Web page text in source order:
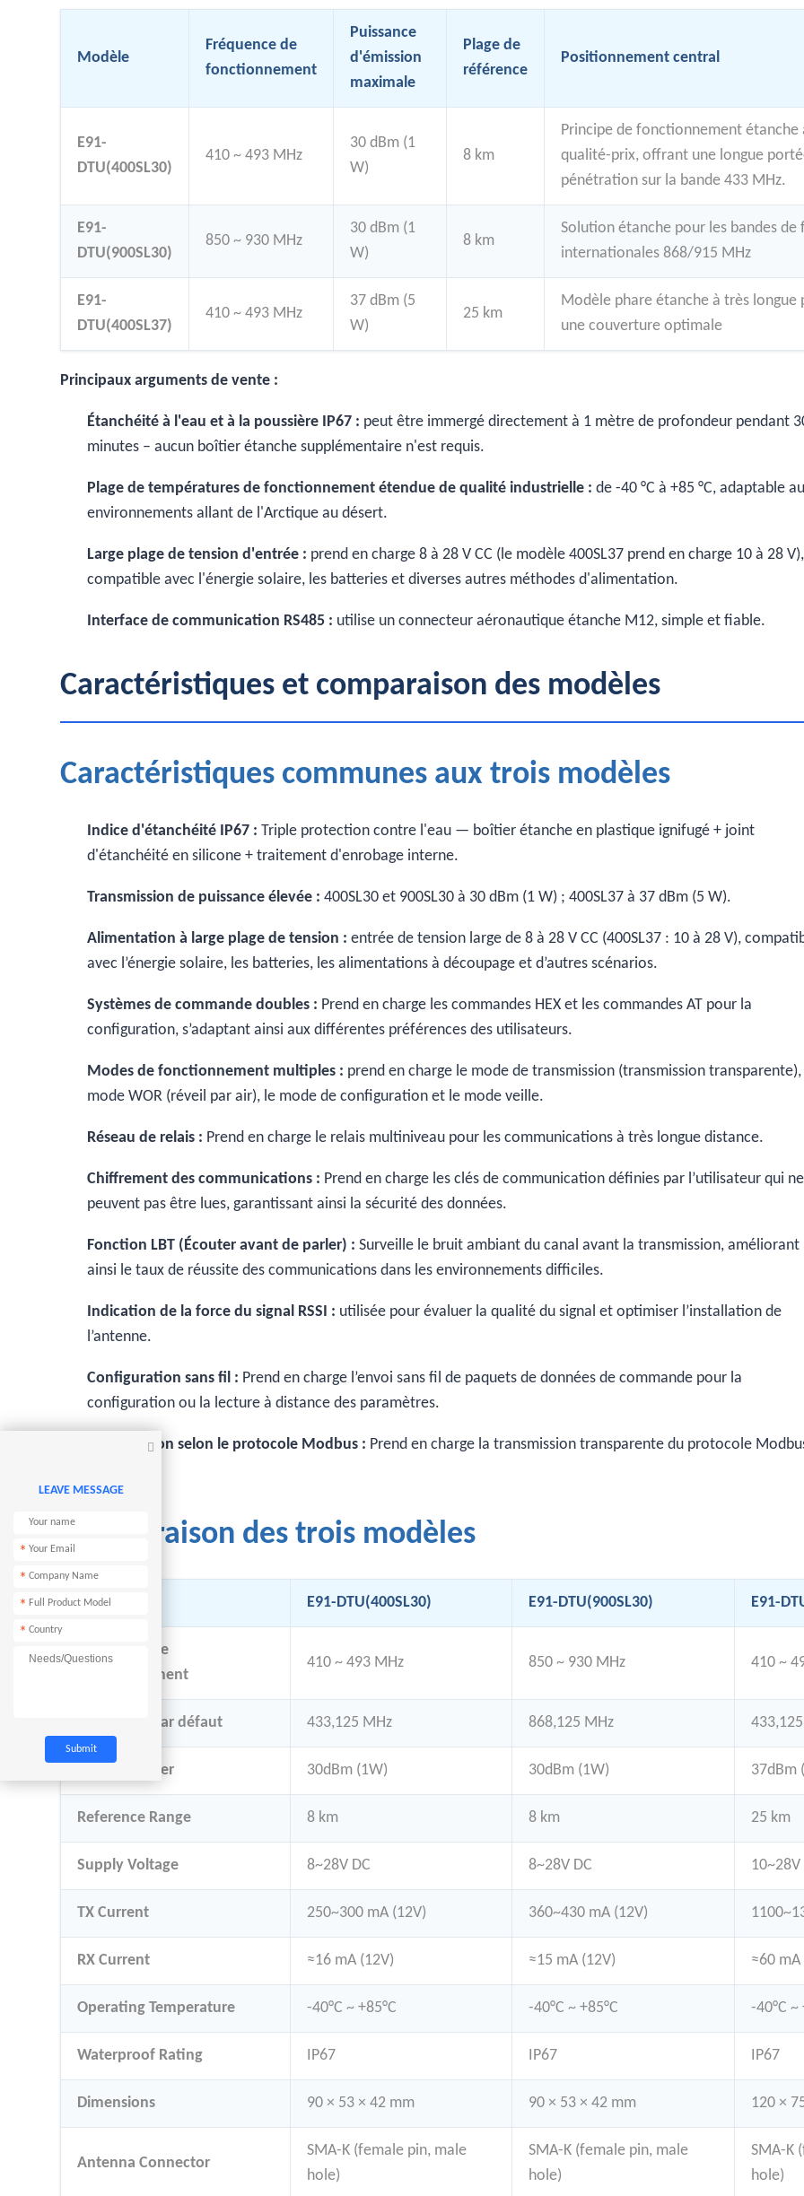
Modèle
Fréquence de
fonctionnement
Puissance
d'émission
maximale
Plage de
référence
Positionnement central
E91-
DTU(400SL30)
410 ~ 493 MHz
30 dBm (1
W)
8 km
Principe de fonctionnement
qualité-prix, offrant une longue
pénétration sur la bande 433 MHz.
E91-
DTU(900SL30)
850 ~ 930 MHz
30 dBm (1
W)
8 km
Solution étanche pour les bandes de
internationales 868/915 MHz
E91-
DTU(400SL37)
410 ~ 493 MHz
37 dBm (5
W)
25 km
Modèle phare étanche à très longue
une couverture optimale
Principaux arguments de vente :
Étanchéité à l'eau et à la poussière IP67 : peut être immergé directement à 1 mètre de profondeur pendant
minutes – aucun boîtier étanche supplémentaire n'est requis.
Plage de températures de fonctionnement étendue de qualité industrielle :de -40 °C à +85 °C, adaptable
environnements allant de l'Arctique au désert.
Large plage de tension d'entrée : prend en charge 8 à 28 V CC (le modèle 400SL37 prend en charge 10 à 28 V),
compatible avec l'énergie solaire, les batteries et diverses autres méthodes d'alimentation.
Interface de communication RS485 : utilise un connecteur aéronautique étanche M12, simple et fiable.
Caractéristiques et comparaison des modèles
Caractéristiques communes aux trois modèles
Indice d'étanchéité IP67 :Triple protection contre l'eau — boîtier étanche en plastique ignifugé + joint
d'étanchéité en silicone + traitement d'enrobage interne.
Transmission de puissance élevée :400SL30 et 900SL30 à 30 dBm (1 W) ; 400SL37 à 37 dBm (5 W).
Alimentation à large plage de tension :entrée de tension large de 8 à 28 V CC (400SL37 : 10 à 28 V),
avec l’énergie solaire, les batteries, les alimentations à découpage et d’autres scénarios.
Systèmes de commande doubles : Prend en charge les commandes HEX et les commandes AT pour la
configuration, s’adaptant ainsi aux différentes préférences des utilisateurs.
Modes de fonctionnement multiples : prend en charge le mode de transmission (transmission
mode WOR (réveil par air), le mode de configuration et le mode veille.
Réseau de relais : Prend en charge le relais multiniveau pour les communications à très longue distance.
Chiffrement des communications : Prend en charge les clés de communication définies par l’utilisateur qui ne
peuvent pas être lues, garantissant ainsi la sécurité des données.
Fonction LBT (Écouter avant de parler) :Surveille le bruit ambiant du canal avant la transmission, améliorant
ainsi le taux de réussite des communications dans les environnements difficiles.
Indication de la force du signal RSSI : utilisée pour évaluer la qualité du signal et optimiser l’installation de
l’antenne.
Configuration sans fil : Prend en charge l’envoi sans fil de paquets de données de commande pour la
configuration ou la lecture à distance des paramètres.
Transmission selon le protocole Modbus : Prend en charge la transmission transparente du protocole
Comparaison des trois modèles
Dimension E91-DTU(400SL30) E91-DTU(900SL30) E91-
Fréquence de
fonctionnement
410 ~ 493 MHz 850 ~ 930 MHz 410 ~
Fréquence par défaut 433,125 MHz 868,125 MHz
Max TX Power 30dBm (1W) 30dBm (1W) 37dBm
Reference Range 8 km 8 km 25 km
Supply Voltage 8~28V DC 8~28V DC 10~28V
TX Current 250~300 mA (12V) 360~430 mA (12V)
RX Current ≈16 mA (12V) ≈15 mA (12V) ≈60 mA
Operating Temperature -40°C ~ +85°C -40°C ~ +85°C -40°C ~
Waterproof Rating IP67 IP67 IP67
Dimensions 90 × 53 × 42 mm 90 × 53 × 42 mm 120 ×
Antenna Connector
SMA-K (female pin, male
hole)
SMA-K (female pin, male
hole)
SMA-K
hole)

LEAVE MESSAGE
*
*
*
*